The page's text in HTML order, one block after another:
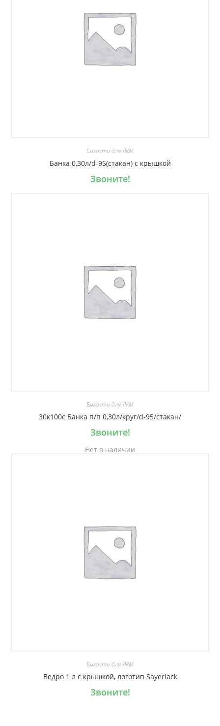
Емкости для ЛКМ
Банка 0,30л/d-95(стакан) с крышкой
Звоните!
Емкости для ЛКМ
30к100с Банка п/п 0,30л/круг/d-95/стакан/
Звоните!
Нет в наличии
Емкости для ЛКМ
Ведро 1 л с крышкой, логотип Sayerlack
Звоните!